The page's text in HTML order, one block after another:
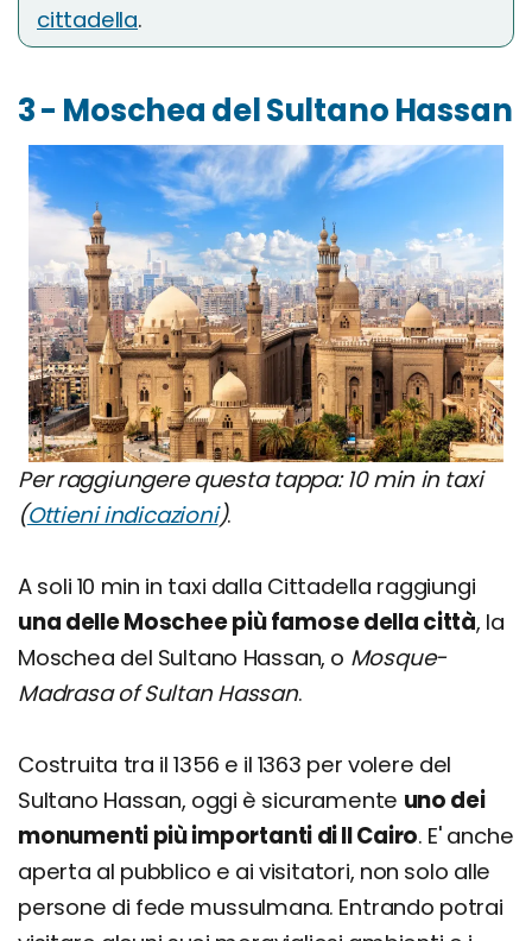
cittadella.
3 - Moschea del Sultano Hassan
Per raggiungere questa tappa: 10 min in taxi
(Ottieni indicazioni).
A soli 10 min in taxi dalla Cittadella raggiungi
una delle Moschee più famose della città, la
Moschea del Sultano Hassan, o Mosque-
Madrasa of Sultan Hassan.
Costruita tra il 1356 e il 1363 per volere del
Sultano Hassan, oggi è sicuramente uno dei
monumenti più importanti di Il Cairo. E' anche
aperta al pubblico e ai visitatori, non solo alle
persone di fede mussulmana. Entrando potrai